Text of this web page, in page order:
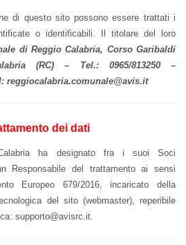
di questo sito possono essere trattati i
o identificabili. Il titolare del loro
di Reggio Calabria, Corso Garibaldi
(RC) – Tel.: 0965/813250 –
reggiocalabria.comunale@avis.it
dei dati
ha designato fra i suoi Soci
Responsabile del trattamento ai sensi
Europeo 679/2016, incaricato della
del sito (webmaster), reperibile
supporto@avisrc.it.